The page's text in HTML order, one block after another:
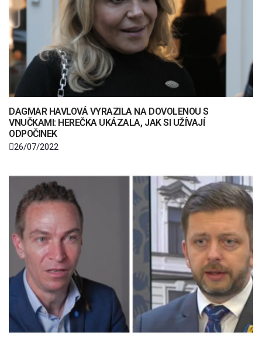
DAGMAR HAVLOVÁ VYRAZILA NA DOVOLENOU S
VNUČKAMI: HEREČKA UKÁZALA, JAK SI UŽÍVAJÍ
ODPOČINEK
26/07/2022